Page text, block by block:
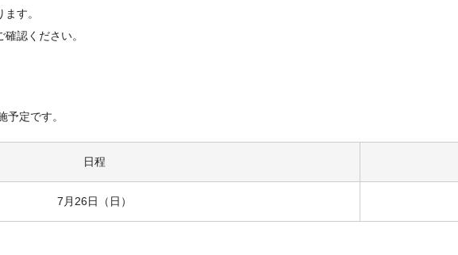
す。
認ください。
予定です。
日程
7月26日（日）